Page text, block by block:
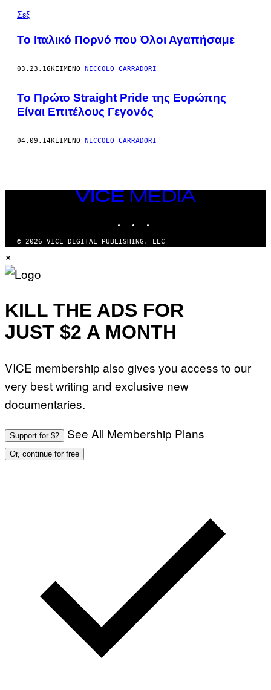
Σεξ
Το Ιταλικό Πορνό που Όλοι Αγαπήσαμε
03.23.16ΚΕΊΜΕΝΟ NICCOLÒ CARRADORI
Το Πρώτο Straight Pride της Ευρώπης
Είναι Επιτέλους Γεγονός
04.09.14ΚΕΊΜΕΝΟ NICCOLÒ CARRADORI
VICE
© 2026 VICE DIGITAL PUBLISHING, LLC
×
KILL THE ADS FOR
JUST $2 A MONTH
VICE membership also gives you access to our
very best writing and exclusive new
documentaries.
Support for $2 See All Membership Plans
Or, continue for free